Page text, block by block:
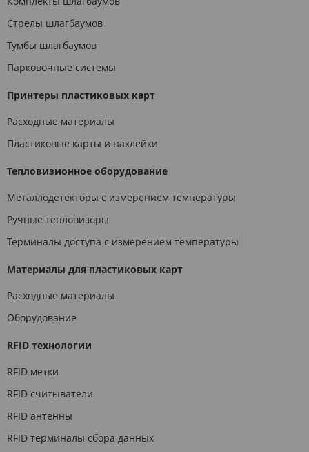
Стрелы шлагбаумов
Тумбы шлагбаумов
Парковочные системы
Принтеры пластиковых карт
Расходные материалы
Пластиковые карты и наклейки
Тепловизионное оборудование
Металлодетекторы с измерением температуры
Ручные тепловизоры
Терминалы доступа с измерением температуры
Материалы для пластиковых карт
Расходные материалы
Оборудование
RFID технологии
RFID метки
RFID считыватели
RFID антенны
RFID терминалы сбора данных